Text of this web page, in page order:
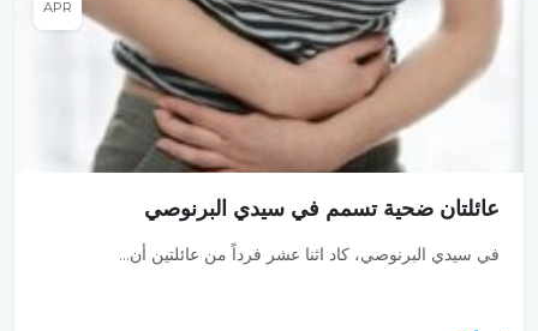
APR
عائلتان ضحية تسمم في سيدي البرنوصي
في سيدي البرنوصي، كاد اثنا عشر فرداً من عائلتين أن...